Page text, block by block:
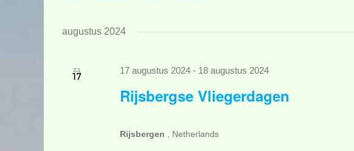
datum.
augustus 2024
za
17
Rijsbergse Vliegerdagen
17 augustus 2024 - 18 augustus 2024
Rijsbergen , Netherlands